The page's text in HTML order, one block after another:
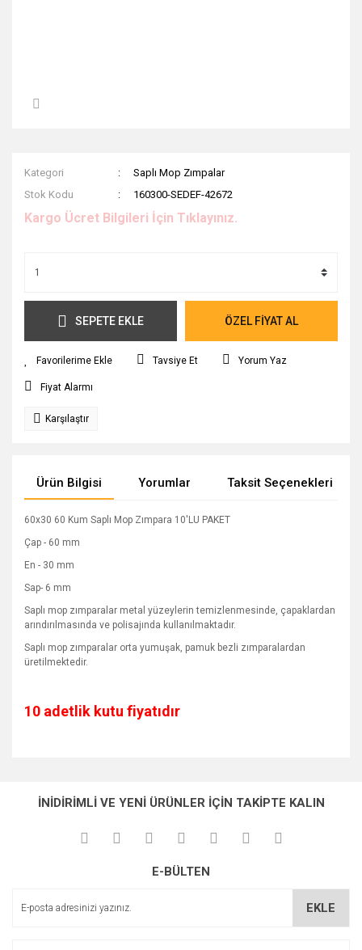
Kategori
Saplı Mop Zımpalar
Stok Kodu
160300-SEDEF-42672
Kargo Ücret Bilgileri İçin Tıklayınız.
SEPETE EKLE ÖZEL FİYAT AL
Tavsiye Et Yorum Yaz
Fiyat Alarmı
Karşılaştır
Ürün Bilgisi Yorumlar Taksit Seçenekleri
60x30 60 Kum Saplı Mop Zımpara 10'LU PAKET
Çap - 60 mm
En - 30 mm
Sap- 6 mm
Saplı mop zımparalar metal yüzeylerin temizlenmesinde, çapaklardan
arındırılmasında ve polisajında kullanılmaktadır.
Saplı mop zımparalar orta yumuşak, pamuk bezli zımparalardan
üretilmektedir.
10 adetlik kutu fiyatıdır
Yorum Yaz
kullanarak tarafımıza iletebilirsiniz.
Görüş ve önerileriniz için teşekkür ederiz.
Ürün açıklamasında eksik bilgiler bulunuyor.
İNİDİRİMLİ VE YENİ ÜRÜNLER İÇİN TAKİPTE KALIN
E-BÜLTEN
EKLE